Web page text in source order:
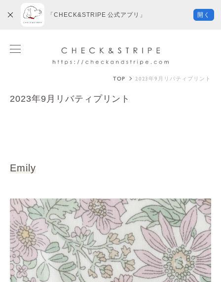
TOP 2023年9月リバティプリント
2023年9月リバティプリント
Emily
「CHECK&STRIPE 公式アプリ」 開く